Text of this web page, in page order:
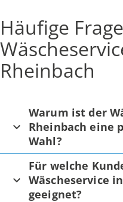
Häufige
Rheinbach
Warum ist der
Rheinbach eine
Wahl?
Für welche
Wäscheservice
geeignet?